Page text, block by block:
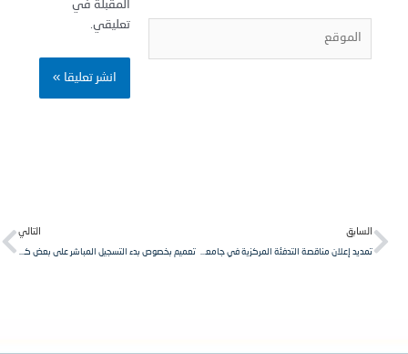
المقبلة في
تعليقي.
تمديد إعلان مناقصة التدفئة المركزية في جامعة الشمال الخاصة تعميم بخصوص بدء التسجيل المباشر على بعض كليات جامعة الشمال الخاصة